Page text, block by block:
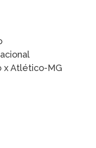
x Atlético-MG